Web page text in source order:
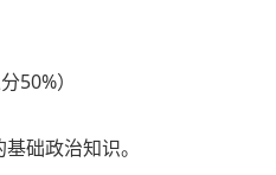
50%）
础政治知识。